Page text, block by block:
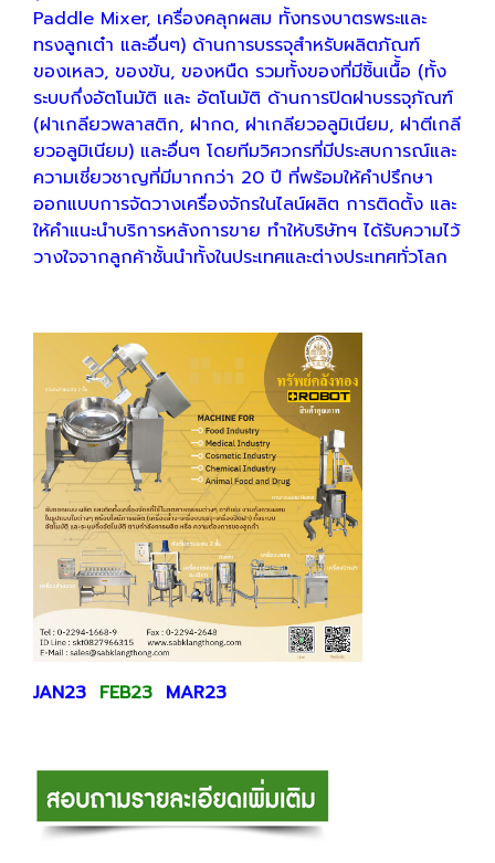
Paddle Mixer, เครื่องคลุกผสม ทั้งทรงบาตรพระและ
ทรงลูกเต๋า และอื่นๆ) ด้านการบรรจุสำหรับผลิตภัณฑ์
ของเหลว, ของข้น, ของหนืด รวมทั้งของที่มีชิ้นเนื้้อ (ทั้ง
ระบบกึ่งอัตโนมัติ และ อัตโนมัติ ด้านการปิดฝาบรรจุภัณฑ์
(ฝาเกลียวพลาสติก, ฝากด, ฝาเกลียวอลูมิเนียม, ฝาตีเกลี
ยวอลูมิเนียม) และอื่นๆ โดยทีมวิศวกรที่มีประสบการณ์และ
ความเชี่ยวชาญที่มีมากกว่า 20 ปี ที่พร้อมให้คำปรึกษา
ออกแบบการจัดวางเครื่องจักรในไลน์ผลิต การติดตั้ง และ
ให้คำแนะนำบริการหลังการขาย ทำให้บริษัทฯ ได้รับความไว้
วางใจจากลูกค้าชั้นนำทั้งในประเทศและต่างประเทศทั่วโลก
JAN23 FEB23 MAR23